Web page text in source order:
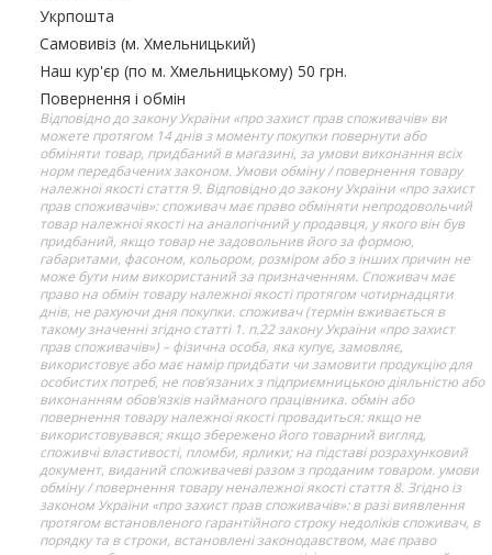
Укрпошта
Самовивіз (м. Хмельницький)
Наш кур'єр (по м. Хмельницькому) 50 грн.
Повернення і обмін
Відповідно до закону України «про захист прав споживачів» ви
можете протягом 14 днів з моменту покупки повернути або
обміняти товар, придбаний в магазині, за умови виконання всіх
норм передбачених законом. Умови обміну / повернення товару
належної якості стаття 9. Відповідно до закону України «про захист
прав споживачів»: споживач має право обміняти непродовольчий
товар належної якості на аналогічний у продавця, у якого він був
придбаний, якщо товар не задовольнив його за формою,
габаритами, фасоном, кольором, розміром або з інших причин не
може бути ним використаний за призначенням. Споживач має
право на обмін товару належної якості протягом чотирнадцяти
днів, не рахуючи дня покупки. споживач (термін вживається в
такому значенні згідно статті 1. п.22 закону України «про захист
прав споживачів») – фізична особа, яка купує, замовляє,
використовує або має намір придбати чи замовити продукцію для
особистих потреб, не пов’язаних з підприємницькою діяльністю або
виконанням обов’язків найманого працівника. обмін або
повернення товару належної якості провадиться: якщо не
використовувався; якщо збережено його товарний вигляд,
споживчі властивості, пломби, ярлики; на підставі розрахунковий
документ, виданий споживачеві разом з проданим товаром. умови
обміну / повернення товару неналежної якості стаття 8. Згідно із
законом України «про захист прав споживачів»: в разі виявлення
протягом встановленого гарантійного строку недоліків споживач, в
порядку та в строки, встановлені законодавством, має право